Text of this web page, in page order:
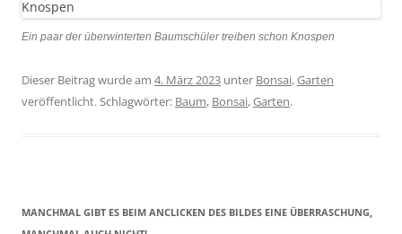
Ein paar der überwinterten Baumschüler treiben schon Knospen
Dieser Beitrag wurde am 4. März 2023 unter Bonsai,Garten
veröffentlicht. Schlagwörter: Baum, Bonsai,Garten.
MANCHMAL GIBT ES BEIM ANCLICKEN DES BILDES EINE ÜBERRASCHUNG,